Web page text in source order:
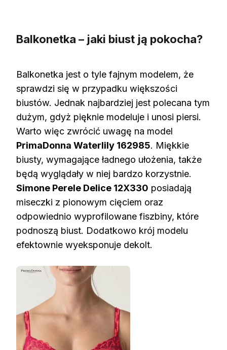
Balkonetka – jaki biust ją pokocha?
Balkonetka jest o tyle fajnym modelem, że
sprawdzi się w przypadku większości
biustów. Jednak najbardziej jest polecana tym
dużym, gdyż pięknie modeluje i unosi piersi.
Warto więc zwrócić uwagę na model
PrimaDonna Waterlily 162985. Miękkie
biusty, wymagające ładnego ułożenia, także
będą wyglądały w niej bardzo korzystnie.
Simone Perele Delice 12X330 posiadają
miseczki z pionowym cięciem oraz
odpowiednio wyprofilowane fiszbiny, które
podnoszą biust. Dodatkowo krój modelu
efektownie wyeksponuje dekolt.